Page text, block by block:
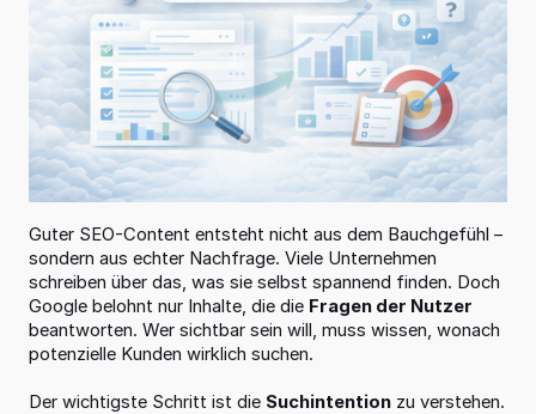
Guter SEO-Content entsteht nicht aus dem Bauchgefühl –
sondern aus echter Nachfrage. Viele Unternehmen
schreiben über das, was sie selbst spannend finden. Doch
Google belohnt nur Inhalte, die die Fragen der Nutzer
beantworten. Wer sichtbar sein will, muss wissen, wonach
potenzielle Kunden wirklich suchen.
Der wichtigste Schritt ist die Suchintention zu verstehen.